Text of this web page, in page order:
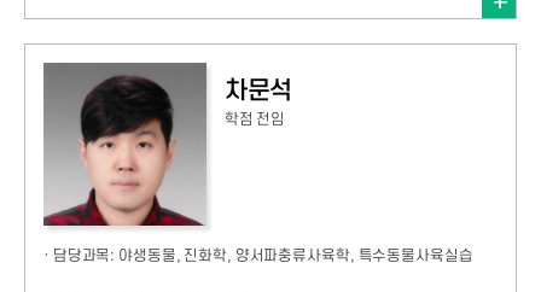
차문석
학점 전임
· 담당과목: 야생동물, 진화학, 양서파충류사육학, 특수동물사육실습